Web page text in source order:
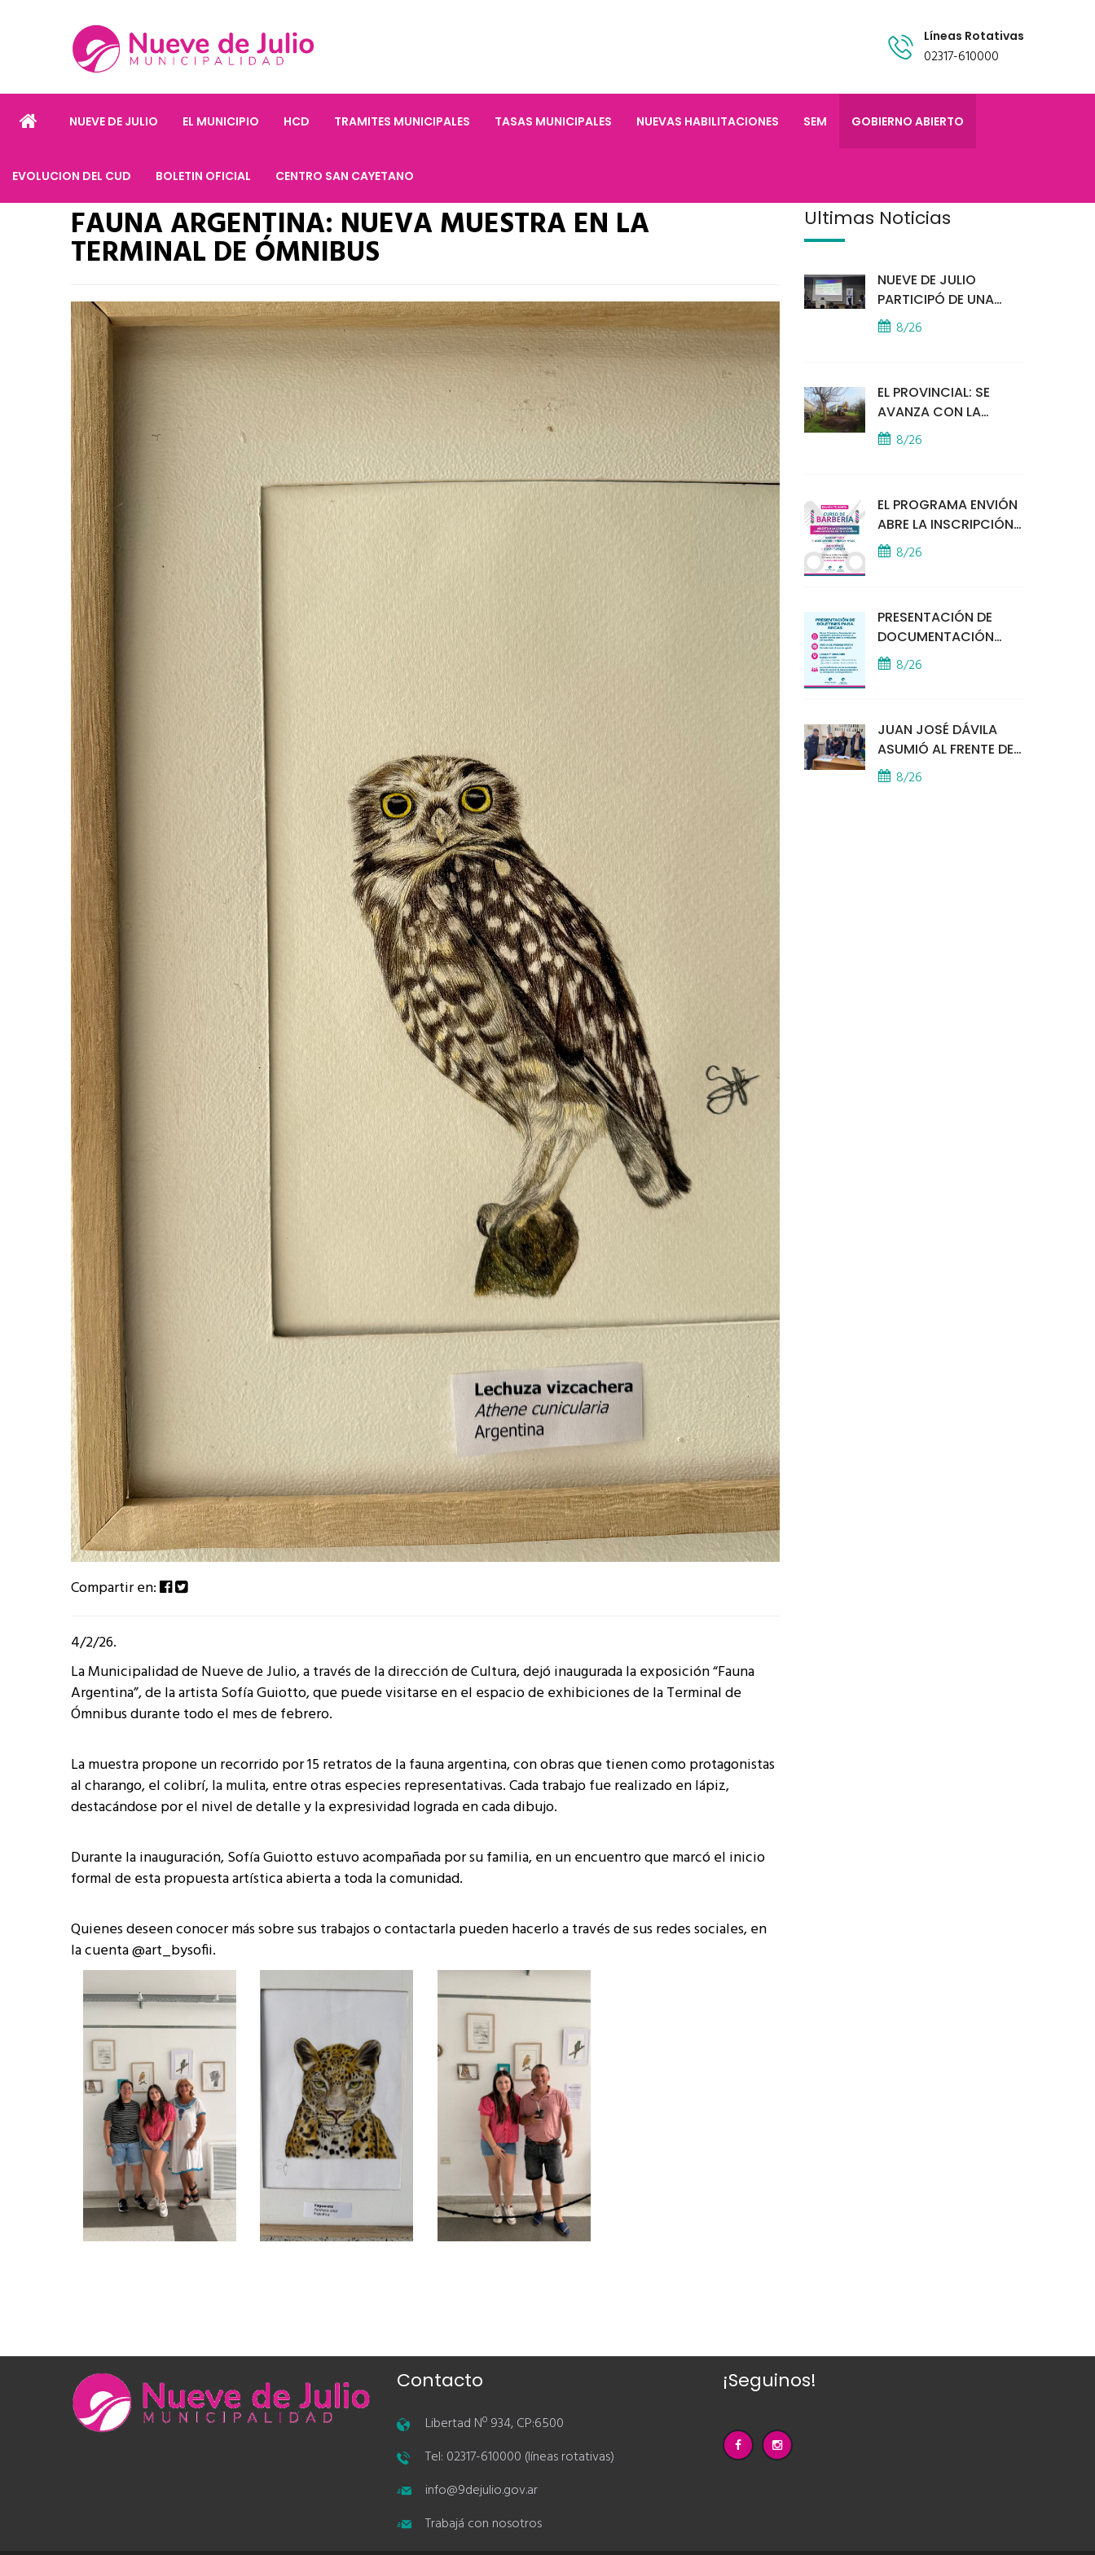
Líneas Rotativas
02317-610000
NUEVE DE JULIO EL MUNICIPIO HCD TRAMITES MUNICIPALES TASAS MUNICIPALES NUEVAS HABILITACIONES SEM GOBIERNO ABIERTO
EVOLUCION DEL CUD BOLETIN OFICIAL CENTRO SAN CAYETANO
FAUNA ARGENTINA: NUEVA MUESTRA EN LA
TERMINAL DE ÓMNIBUS
Compartir en:
4/2/26.
La Municipalidad de Nueve de Julio, a través de la dirección de Cultura, dejó inaugurada la exposición “Fauna
Argentina”, de la artista Sofía Guiotto, que puede visitarse en el espacio de exhibiciones de la Terminal de
Ómnibus durante todo el mes de febrero.
La muestra propone un recorrido por 15 retratos de la fauna argentina, con obras que tienen como protagonistas
al charango, el colibrí, la mulita, entre otras especies representativas. Cada trabajo fue realizado en lápiz,
destacándose por el nivel de detalle y la expresividad lograda en cada dibujo.
Durante la inauguración, Sofía Guiotto estuvo acompañada por su familia, en un encuentro que marcó el inicio
formal de esta propuesta artística abierta a toda la comunidad.
Quienes deseen conocer más sobre sus trabajos o contactarla pueden hacerlo a través de sus redes sociales, en
la cuenta @art_bysofii.
Últimas Noticias
NUEVE DE JULIO
PARTICIPÓ DE UNA
IMPORTANTE
CAPACITACIÓN
8/26
EL PROVINCIAL: SE
AVANZA CON LA
INSTALACIÓN DEL
MÓDULO POLICIAL
8/26
EL PROGRAMA ENVIÓN
ABRE LA INSCRIPCIÓN
A UN CURSO DE
BARBERÍA
8/26
PRESENTACIÓN DE
DOCUMENTACIÓN
PARA BECAS
EDUCATIVAS
8/26
JUAN JOSÉ DÁVILA
ASUMIÓ AL FRENTE DE
LA POLICÍA COMUNAL
8/26
Contacto
Libertad Nº 934, CP:6500
Tel: 02317-610000 (líneas rotativas)
info@9dejulio.gov.ar
Trabajá con nosotros
¡Seguinos!